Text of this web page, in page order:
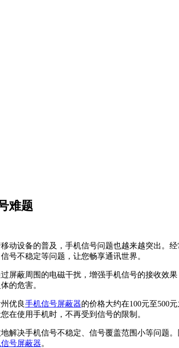
难题
动设备的普及，手机信号问题也越来越突出。
号不稳定等问题，让您畅享通讯世界。
屏蔽周围的电磁干扰，增强手机信号的接收效
的危害。
优良手机信号屏蔽器的价格大约在100元至500
在使用手机时，不再受到信号的限制。
解决手机信号不稳定、信号覆盖范围小等问题
号屏蔽器。